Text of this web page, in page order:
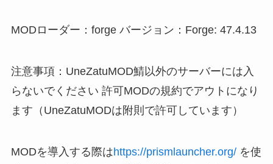
MODローダー：forge バージョン：Forge: 47.4.13
注意事項：UneZatuMOD鯖以外のサーバーには入
らないでください 許可MODの規約でアウトになり
ます（UneZatuMODは附則で許可しています）
MODを導入する際はhttps://prismlauncher.org/を使